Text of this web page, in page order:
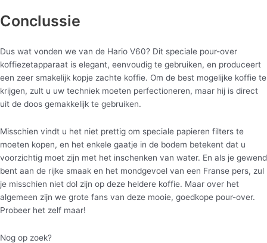
Conclussie
Dus wat vonden we van de Hario V60? Dit speciale pour-over
koffiezetapparaat is elegant, eenvoudig te gebruiken, en produceert
een zeer smakelijk kopje zachte koffie. Om de best mogelijke koffie te
krijgen, zult u uw techniek moeten perfectioneren, maar hij is direct
uit de doos gemakkelijk te gebruiken.
Misschien vindt u het niet prettig om speciale papieren filters te
moeten kopen, en het enkele gaatje in de bodem betekent dat u
voorzichtig moet zijn met het inschenken van water. En als je gewend
bent aan de rijke smaak en het mondgevoel van een Franse pers, zul
je misschien niet dol zijn op deze heldere koffie. Maar over het
algemeen zijn we grote fans van deze mooie, goedkope pour-over.
Probeer het zelf maar!
Nog op zoek?